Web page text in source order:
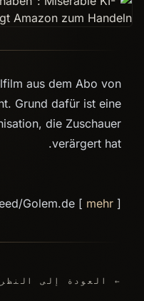
aus dem Abo von
Grund dafür ist eine
die Zuschauer
verärgert hat.
Golem.de [ mehr ]
← العودة إلى